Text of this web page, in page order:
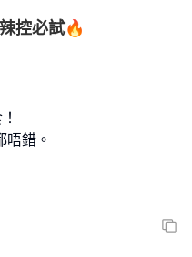
控必試🔥
錯。